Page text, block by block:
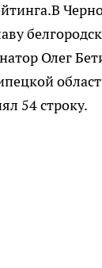
Олег
54 строку.